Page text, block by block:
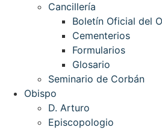
Cancillería
Boletín Oficial del
Cementerios
Formularios
Glosario
Seminario de Corbán
Obispo
D. Arturo
Episcopologio